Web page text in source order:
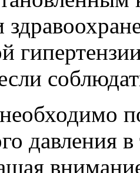
давления